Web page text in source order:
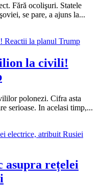
Fără ocolişuri. Statele
se pare, a ajuns la...
la civili!
polonezi. Cifra asta
serioase. In acelasi timp,...
asupra rețelei